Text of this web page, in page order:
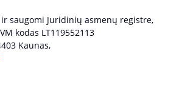
saugomi Juridinių asmenų registre,
kodas LT119552113
Kaunas,